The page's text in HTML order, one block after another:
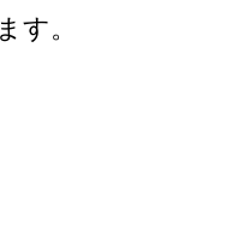
す。